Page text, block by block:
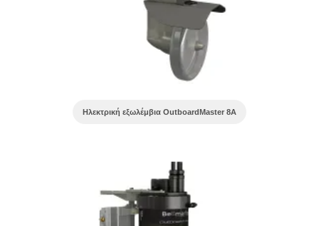
Ηλεκτρική εξωλέμβια OutboardMaster 8A